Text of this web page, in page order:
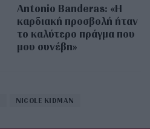
Antonio Banderas: «Η
καρδιακή προσβολή ήταν
το καλύτερο πράγμα που
μου συνέβη»
NICOLE KIDMAN